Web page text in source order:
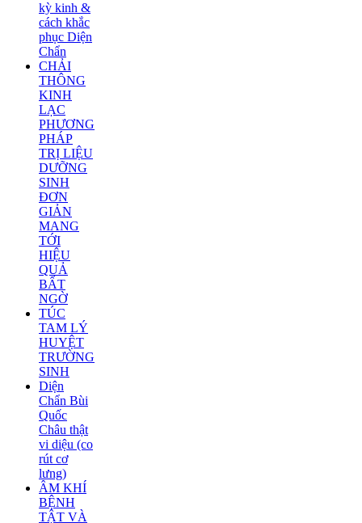
kỳ kinh &
cách khắc
phục Diện
Chẩn
CHẢI
THÔNG
KINH
LẠC
PHƯƠNG
PHÁP
TRỊ LIỆU
DƯỠNG
SINH
ĐƠN
GIẢN
MANG
TỚI
HIỆU
QUẢ
BẤT
NGỜ
TÚC
TAM LÝ
HUYỆT
TRƯỜNG
SINH
Diện
Chẩn Bùi
Quốc
Châu thật
vi diệu (co
rút cơ
lưng)
ÂM KHÍ
BỆNH
TẬT VÀ